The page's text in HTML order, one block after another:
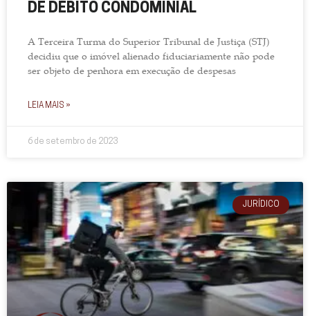
DE DÉBITO CONDOMINIAL
A Terceira Turma do Superior Tribunal de Justiça (STJ)
decidiu que o imóvel alienado fiduciariamente não pode
ser objeto de penhora em execução de despesas
LEIA MAIS »
6 de setembro de 2023
JURÍDICO